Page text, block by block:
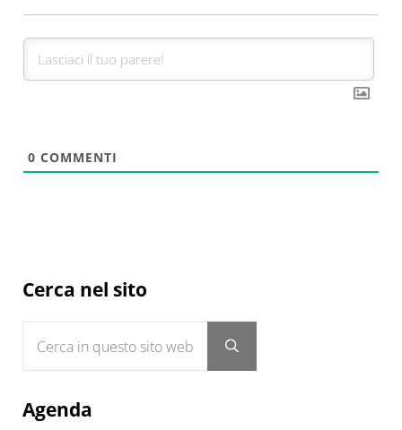
0 COMMENTI
Sidebar
Cerca nel sito
Submit search
Agenda